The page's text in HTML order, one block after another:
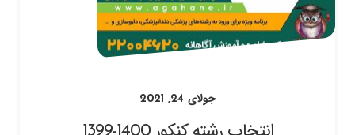
جولای 24, 2021